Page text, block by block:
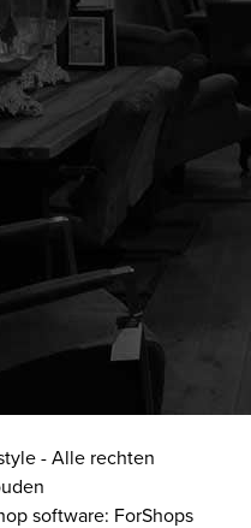
- Alle rechten
software: ForShops